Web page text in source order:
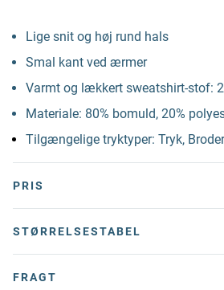
Lige snit og høj rund hals
Smal kant ved ærmer
Varmt og lækkert sweatshirt-stof:
Materiale: 80% bomuld, 20%
Tilgængelige tryktyper: Tryk,
PRIS
STØRRELSESTABEL
FRAGT